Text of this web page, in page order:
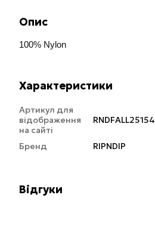
Опис
100% Nylon
Характеристики
Артикул для
відображення
на сайті
RNDFALL25154
Бренд RIPNDIP
Відгуки